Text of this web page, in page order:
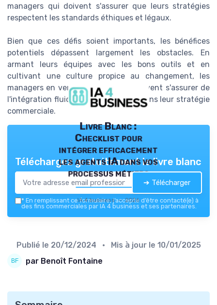
managers qui doivent s'assurer que leurs stratégies
respectent les standards éthiques et légaux.
Bien que ces défis soient importants, les bénéfices
potentiels dépassent largement les obstacles. En
armant leurs équipes avec les bons outils et en
cultivant une culture propice au changement, les
managers en vente et marketing peuvent s'assurer de
l'intégration fluide et réussie de l'IA dans leur stratégie
commerciale.
Livre Blanc :
Checklist pour
intégrer efficacement
les agents IA dans vos
processus métiers
IA 4 business — 2026
Téléchargez gratuitement le livre blanc
➔ Télécharger
* En remplissant ce formulaire, j’accepte d’être contacté(e) à
des fins commerciales par IA 4 business et ses partenaires.
Publié le 20/12/2024 • Mis à jour le 10/01/2025
par Benoît Fontaine